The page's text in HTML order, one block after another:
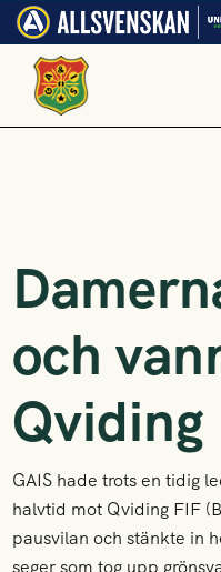
och
Qviding
GAIS hade trots en tidig
halvtid mot Qviding FIF
pausvilan och stänkte in
seger som tog upp